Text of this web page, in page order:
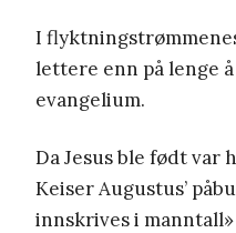
I
lettere enn på lenge
evangelium.
Da Jesus ble født var
Keiser Augustus’
innskrives i